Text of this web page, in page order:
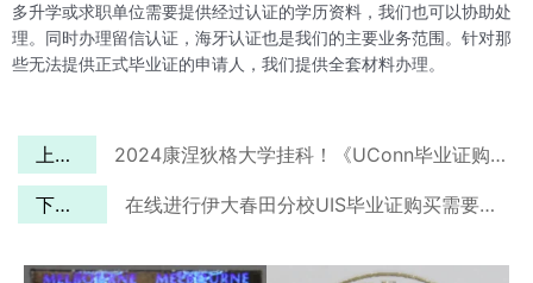
多升学或求职单位需要提供经过认证的学历资料，我们也可以协助处
理。同时办理留信认证，海牙认证也是我们的主要业务范围。针对那
些无法提供正式毕业证的申请人，我们提供全套材料办理。
上一篇 2024康涅狄格大学挂科！《UConn毕业证购买》帮您走出困境
下一篇 在线进行伊大春田分校UIS毕业证购买需要多久？